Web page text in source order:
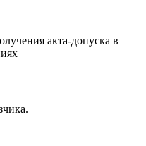
акта-допуска в